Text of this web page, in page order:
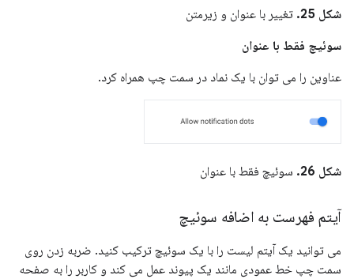
شکل 25.
تغییر با عنوان و زیرمتن
سوئیچ فقط با عنوان
عناوین را می توان با یک نماد در سمت چپ همراه کرد.
شکل 26. سوئیچ فقط با عنوان
آیتم فهرست به اضافه سوئیچ
می توانید یک آیتم لیست را با یک سوئیچ ترکیب کنید. ضربه زدن روی
سمت چپ خط عمودی مانند یک پیوند عمل می کند و کاربر را به صفحه